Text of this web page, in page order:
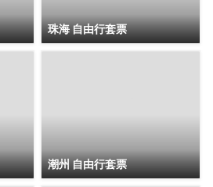
珠海 自由行套票
潮州 自由行套票